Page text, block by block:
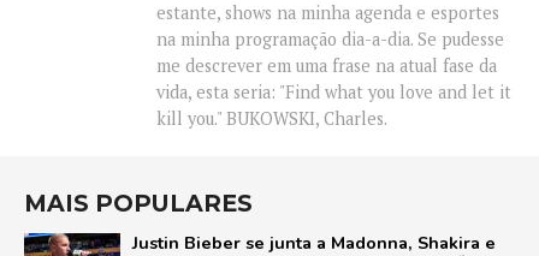
estante, shows na minha agenda e esportes
na minha programação dia-a-dia. Se pudesse
me descrever em uma frase na atual fase da
vida, esta seria: "Find what you love and let it
kill you." BUKOWSKI, Charles.
MAIS POPULARES
Justin Bieber se junta a Madonna, Shakira e